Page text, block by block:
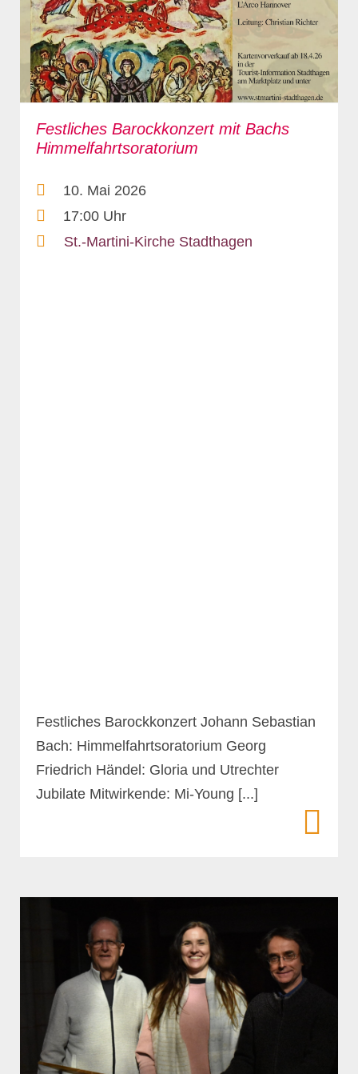
Festliches Barockkonzert mit Bachs
Himmelfahrtsoratorium
10. Mai 2026
17:00 Uhr
St.-Martini-Kirche Stadthagen
Festliches Barockkonzert Johann Sebastian
Bach: Himmelfahrtsoratorium Georg
Friedrich Händel: Gloria und Utrechter
Jubilate Mitwirkende: Mi-Young [...]